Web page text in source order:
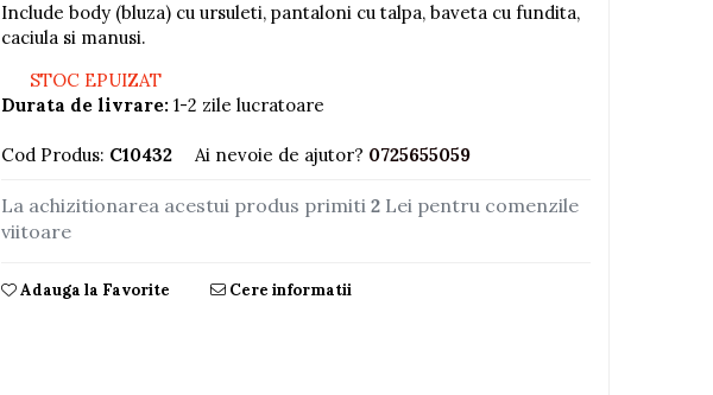
Include body (bluza) cu ursuleti, pantaloni cu talpa, baveta cu fundita,
caciula si manusi.
STOC EPUIZAT
Durata de livrare: 1-2 zile lucratoare
Cod Produs: C10432 Ai nevoie de ajutor? 0725655059
La achizitionarea acestui produs primiti2 Lei pentru comenzile
viitoare
Adauga la Favorite Cere informatii